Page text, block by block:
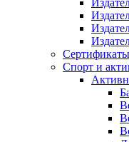
Сертификаты
Спорт и